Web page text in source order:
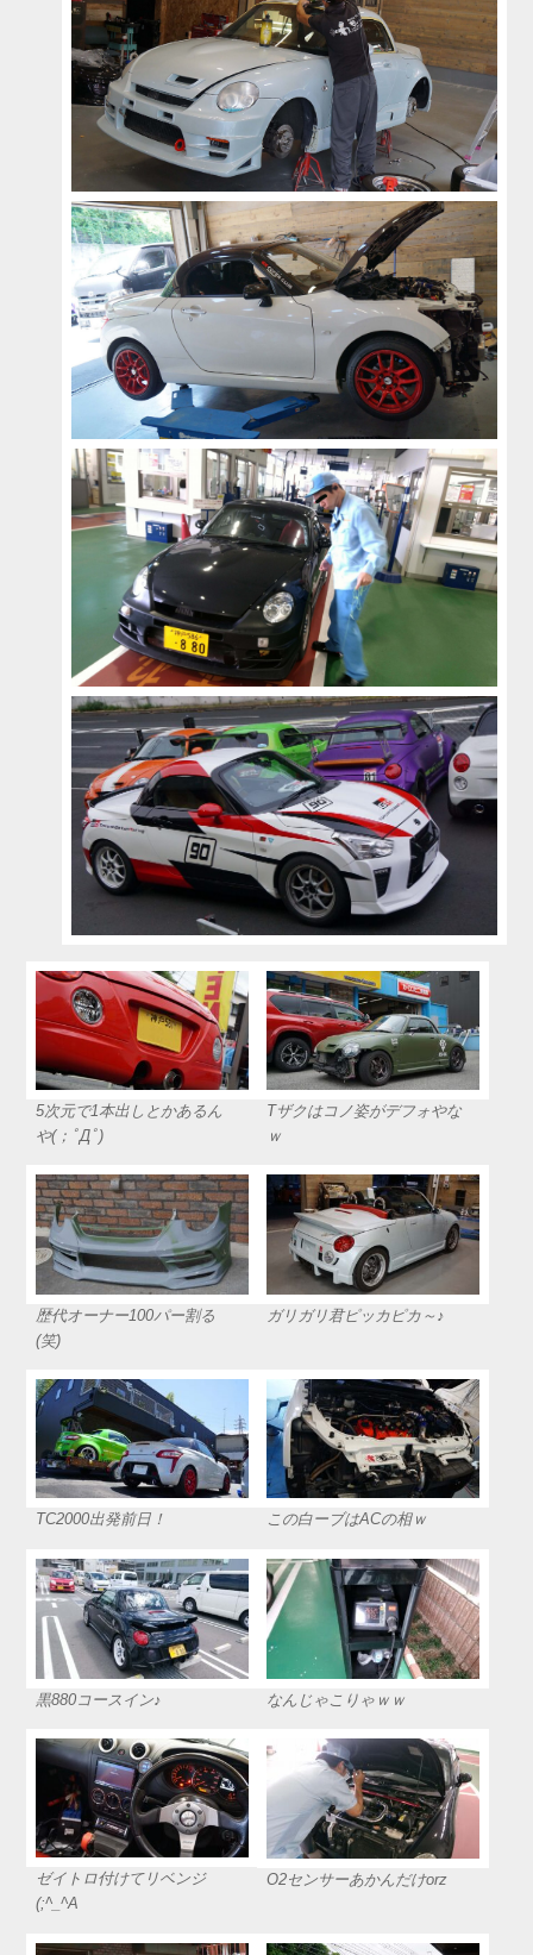
5次元で1本出しとかあるん
や(；ﾟДﾟ)
Tザクはコノ姿がデフォやな
ｗ
歴代オーナー100パー割る
(笑)
ガリガリ君ピッカピカ～♪
TC2000出発前日！ この白ーブはACの相ｗ
黒880コースイン♪ なんじゃこりゃｗｗ
ゼイトロ付けてリベンジ
(;^_^A
O2センサーあかんだけorz